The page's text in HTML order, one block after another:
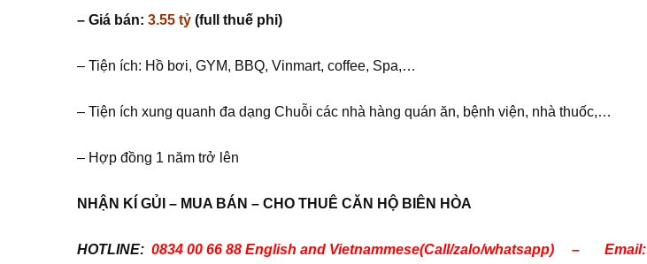
– Giá bán: 3.55 tỷ (full thuế phi)
– Tiện ích: Hồ bơi, GYM, BBQ, Vinmart, coffee, Spa,…
– Tiện ích xung quanh đa dạng Chuỗi các nhà hàng quán ăn, bệnh viện, nhà thuốc,…
– Hợp đồng 1 năm trở lên
NHẬ N KÍ GỦ I – MUA BÁN – CHO THUÊ CĂ N HỘ BIÊN HÒA
HOTLINE: 0834 00 66 88 English and Vietnammese(Call/zalo/whatsapp) – Email: